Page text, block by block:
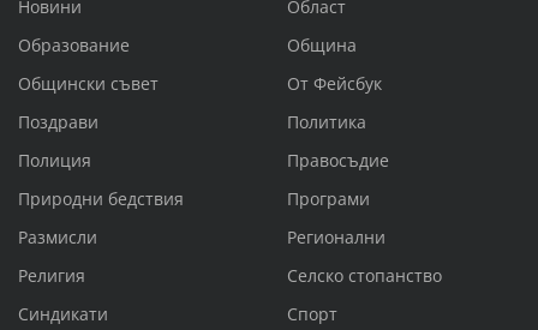
Новини
Област
Образование
Община
Общински съвет
От Фейсбук
Поздрави
Политика
Полиция
Правосъдие
Природни бедствия
Програми
Размисли
Регионални
Религия
Селско стопанство
Синдикати
Спорт